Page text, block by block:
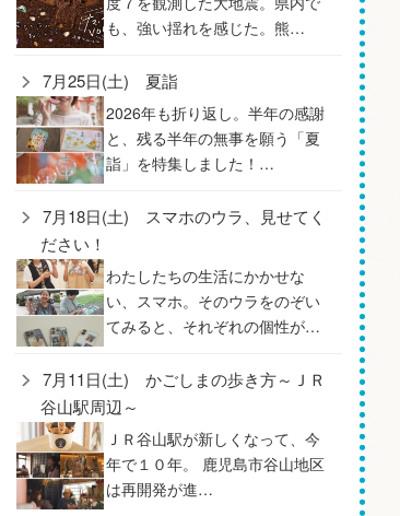
も、強い揺れを感じた。熊…
7月25日(土) 夏詣
2026年も折り返し。半年の感謝
と、残る半年の無事を願う「夏
詣」を特集しました！…
7月18日(土) スマホのウラ、見せてく
ださい！
わたしたちの生活にかかせな
い、スマホ。そのウラをのぞい
てみると、それぞれの個性が…
7月11日(土) かごしまの歩き方～ＪＲ
谷山駅周辺～
ＪＲ谷山駅が新しくなって、今
年で１０年。 鹿児島市谷山地区
は再開発が進…